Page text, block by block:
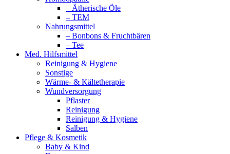
– Ätherische Öle
– TEM
Nahrungsmittel
– Bonbons & Fruchtbären
– Tee
Med. Hilfsmittel
Reinigung & Hygiene
Sonstige
Wärme- & Kältetherapie
Wundversorgung
Pflaster
Reinigung
Reinigung & Hygiene
Salben
Pflege & Kosmetik
Baby & Kind